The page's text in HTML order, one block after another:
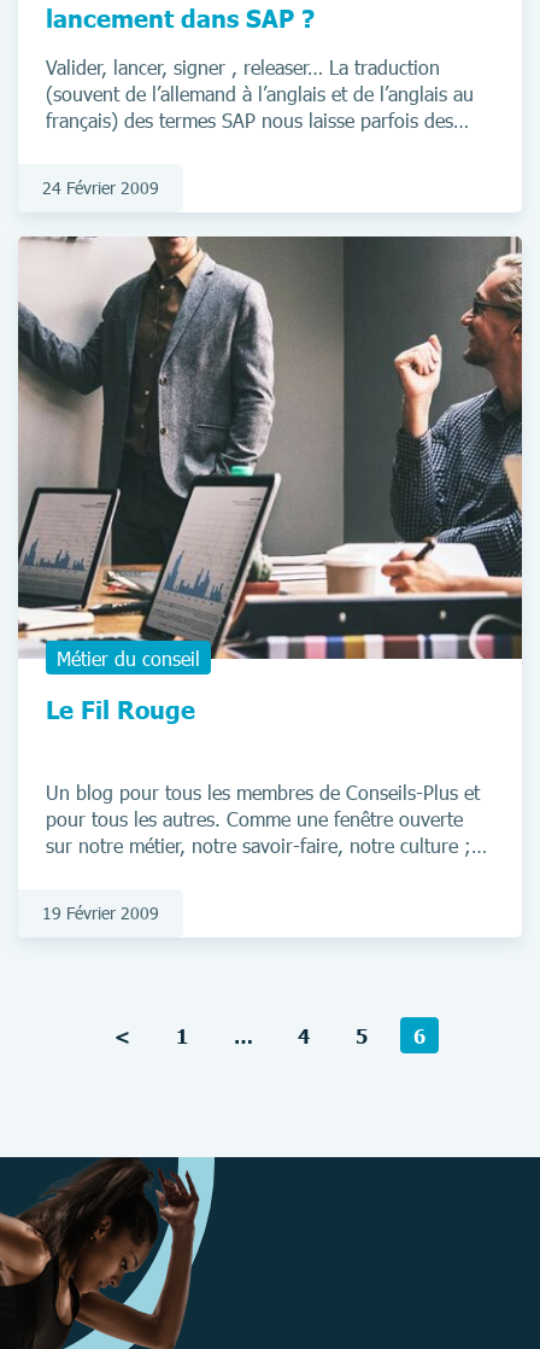
lancement dans SAP ?
Valider, lancer, signer , releaser… La traduction
(souvent de l’allemand à l’anglais et de l’anglais au
français) des termes SAP nous laisse parfois des
processus d’achat de biens & services. Ainsi, si vous
missions demander à son patron « tu as lancé ma
PO? » ne soyez pas étonné! Commençons par
exposer la différence fondamentale entre Achat et
Approvisionnement.
24 Février 2009
Métier du conseil
Le Fil Rouge
Un blog pour tous les membres de Conseils-Plus et
pour tous les autres. Comme une fenêtre ouverte
sur notre métier, notre savoir-faire, notre culture ;
de nous, nous parvenons à vous toucher, vous faire
19 Février 2009
< 1 … 4 5 6